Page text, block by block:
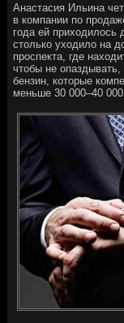
Анастасия Ильина
в компании по
года ей приходилось
столько уходило на
проспекта, где
чтобы не
бензин, которые
меньше 30 000–40